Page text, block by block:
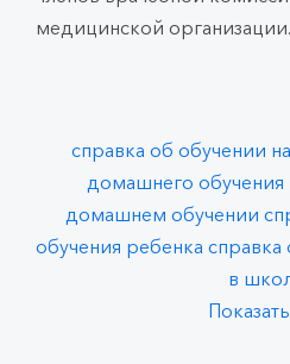
медицинской организации.
справка об обучении
домашнего обучения
домашнем обучении
обучения ребенка
в